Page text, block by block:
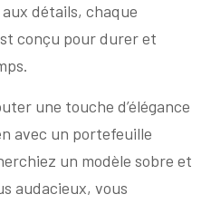
détails, chaque
conçu pour durer et
une touche d’élégance
avec un portefeuille
un modèle sobre et
audacieux, vous